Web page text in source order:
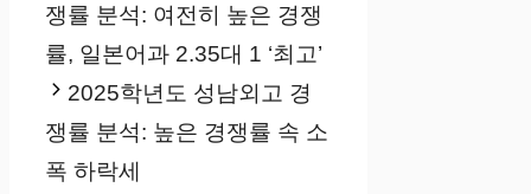
쟁률 분석: 여전히 높은 경쟁
률, 일본어과 2.35대 1 ‘최고’
2025학년도 성남외고 경
쟁률 분석: 높은 경쟁률 속 소
폭 하락세